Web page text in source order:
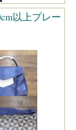
以上プレー